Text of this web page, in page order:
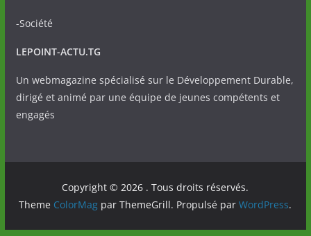
-Société
LEPOINT-ACTU.TG
Un webmagazine spécialisé sur le Développement Durable,
dirigé et animé par une équipe de jeunes compétents et
engagés
Copyright © 2026 . Tous droits réservés.
Theme ColorMag par ThemeGrill. Propulsé parWordPress.